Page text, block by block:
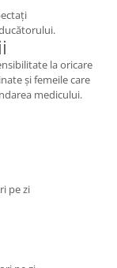
la oricare
și femeile care
medicului.
pe zi